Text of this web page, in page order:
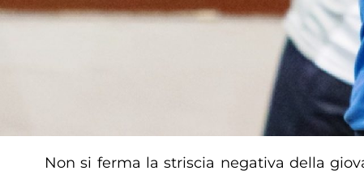
Non si ferma la striscia negativa della